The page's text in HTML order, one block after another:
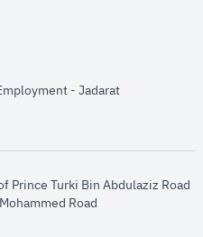
- Jadaratopens in new
Prince Turki Bin Abdulaziz Road
Road​